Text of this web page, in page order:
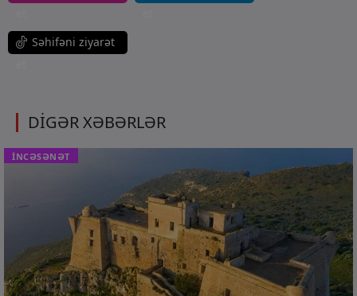
Səhifəni ziyarət
DİGƏR XƏBƏRLƏR
İNCƏSƏNƏT